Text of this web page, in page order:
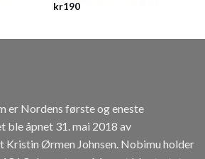
kr190
er Nordens første og eneste
ble åpnet 31. mai 2018 av
Kristin Ørmen Johnsen. Nobimu holder